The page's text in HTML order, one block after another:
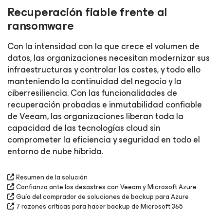
Recuperación fiable frente al
ransomware
Con la intensidad con la que crece el volumen de
datos, las organizaciones necesitan modernizar sus
infraestructuras y controlar los costes, y todo ello
manteniendo la continuidad del negocio y la
ciberresiliencia. Con las funcionalidades de
recuperación probadas e inmutabilidad confiable
de Veeam, las organizaciones liberan toda la
capacidad de las tecnologías cloud sin
comprometer la eficiencia y seguridad en todo el
entorno de nube híbrida.
Resumen de la solución
Confianza ante los desastres con Veeam y Microsoft Azure
Guía del comprador de soluciones de backup para Azure
7 razones críticas para hacer backup de Microsoft 365